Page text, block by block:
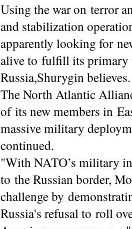
Using the war on terror
and stabilization
apparently looking for
alive to fulfill its primary
Russia,Shurygin believes.
The North Atlantic
of its new members in
massive military
continued.
"With NATO’s military
to the Russian border,
challenge by
Russia's refusal to roll